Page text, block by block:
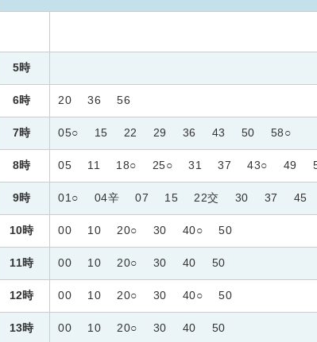
5時
6時 20 36 56
7時 05○ 15 22 29 36 43 50 58○
8時 05 11 18○ 25○ 31 37 43○ 49
9時 01○ 04辛 07 15 22交 30 37 45
10時 00 10 20○ 30 40○ 50
11時 00 10 20○ 30 40 50
12時 00 10 20○ 30 40○ 50
13時 00 10 20○ 30 40 50